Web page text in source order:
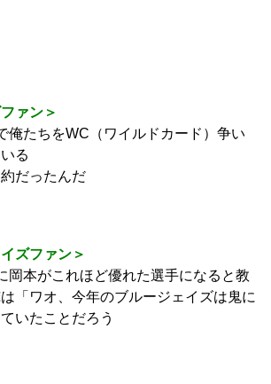
ァン＞
俺たちをWC（ワイルドカード）争い
る
だったんだ
ズファン＞
本がこれほど優れた選手になると教
「ワオ、今年のブルージェイズは鬼に
いたことだろう